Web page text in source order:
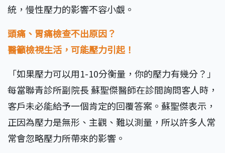
統，慢性壓力的影響不容小覷。
頭痛、胃痛檢查不出原因？
醫籲檢視生活，可能壓力引起！
「如果壓力可以用1-10分衡量，你的壓力有幾分？」
每當聯青診所副院長 蘇聖傑醫師在診間詢問客人時，
客戶未必能給予一個肯定的回覆答案。蘇聖傑表示，
正因為壓力是無形、主觀、難以測量，所以許多人常
常會忽略壓力所帶來的影響。